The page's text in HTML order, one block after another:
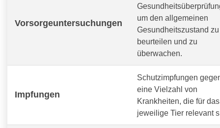
Vorsorgeuntersuchungen
um den allgemeinen
Gesundheitszustand zu
beurteilen und zu
überwachen.
Impfungen
Schutzimpfungen
eine Vielzahl von
Krankheiten, die für das
jeweilige Tier relevant